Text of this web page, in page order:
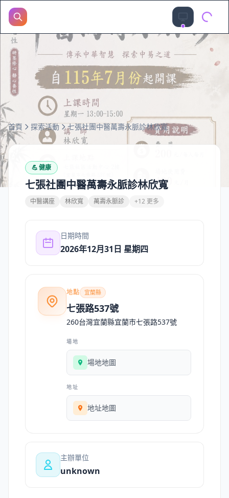
首頁 探索活動 七張社團中醫萬壽永脈診林欣寬
💪健康
七張社團中醫萬壽永脈診林欣寬
中醫講座 林欣寬 萬壽永脈診 +12 更多
日期時間
2026年12月31日 星期四
地點 宜蘭縣
七張路537號
260台灣宜蘭縣宜蘭市七張路537號
場地
場地地圖
地址
地址地圖
主辦單位
unknown